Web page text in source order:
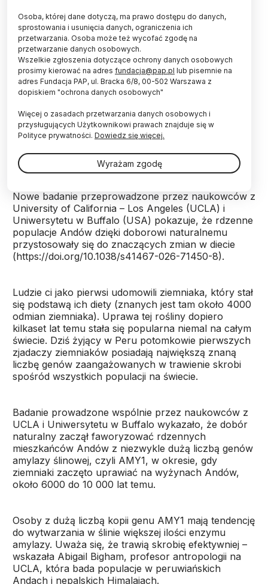
Rdzenni mieszkańcy Andów mają niezwykle dużą
liczbę genów zaangażowanych w trawienie
skrobi, co wydaje się być adaptacją do ich
ziemniaczanej diety – informuje pismo „Nature
Communications”.
Rdzenni mieszkańcy tych terenów znani są ze
swoich przystosowań do życia w wymagającym
środowisku. Lepiej znoszą na przykład niedobór
tlenu na dużych wysokościach i potrafią pozbyć się
pitną związków arsenu.
Nowe badanie przeprowadzone przez naukowców z
University of California – Los Angeles (UCLA) i
Uniwersytetu w Buffalo (USA) pokazuje, że rdzenne
populacje Andów dzięki doborowi naturalnemu
przystosowały się do znaczących zmian w diecie
(https://doi.org/10.1038/s41467-026-71450-8).
Ludzie ci jako pierwsi udomowili ziemniaka, który stał
się podstawą ich diety (znanych jest tam około 4000
odmian ziemniaka). Uprawa tej rośliny dopiero
kilkaset lat temu stała się popularna niemal na całym
świecie. Dziś żyjący w Peru potomkowie pierwszych
zjadaczy ziemniaków posiadają największą znaną
liczbę genów zaangażowanych w trawienie skrobi
spośród wszystkich populacji na świecie.
Badanie prowadzone wspólnie przez naukowców z
UCLA i Uniwersytetu w Buffalo wykazało, że dobór
naturalny zaczął faworyzować rdzennych
mieszkańców Andów z niezwykle dużą liczbą genów
amylazy ślinowej, czyli AMY1, w okresie, gdy
ziemniaki zaczęto uprawiać na wyżynach Andów,
około 6000 do 10 000 lat temu.
Osoby z dużą liczbą kopii genu AMY1 mają tendencję
do wytwarzania w ślinie większej ilości enzymu
amylazy. Uważa się, że trawią skrobię efektywniej –
wskazała Abigail Bigham, profesor antropologii na
UCLA, która bada populacje w peruwiańskich
Andach i nepalskich Himalajach.
Osoba, której dane dotyczą, ma prawo dostępu do danych,
sprostowania i usunięcia danych, ograniczenia ich
przetwarzania. Osoba może też wycofać zgodę na
przetwarzanie danych osobowych.
Wszelkie zgłoszenia dotyczące ochrony danych osobowych
prosimy kierować na adres fundacja@pap.pl lub pisemnie na
adres Fundacja PAP, ul. Bracka 6/8, 00-502 Warszawa z
dopiskiem "ochrona danych osobowych"
Więcej o zasadach przetwarzania danych osobowych i
przysługujących Użytkownikowi prawach znajduje się w
Polityce prywatności. Dowiedz się więcej.
Wyrażam zgodę